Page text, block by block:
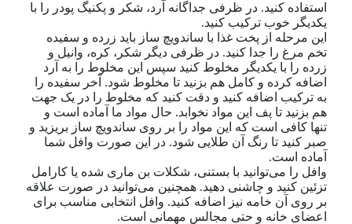
استفاده کنید. در ظرفی جداگانه آرد، شکر و پکنیگ پودر را با
یکدیگر خوب ترکیب کنید.
این مرحله از پخت غذا با ساندویچ ساز باید زرده و سفیده
تخم مرغ را جدا کنید. در ظرفی دیگر شکر، کره، وانیل و
زرده را با یکدیگر مخلوط کنید سپس این مخلوط را به آرد
اضافه کرده و کامل هم بزنید تا مخلوط شود. آخر سفیده را
به ترکیب اضافه کنید و دقت کنید که مخلوط را در یک جهت
هم بزنید تا پف این مواد نخوابد. حال مواد ما آماده است و
تنها کافی است که این مواد را بر روی ساندویچ ساز بریزید و
صبر کنید تا رنگ آن طلایی شود. در این صورت وافل شما
آماده است.
وافل را می‌توانید با بستنی، شکلات بن ماری شده یا کارامل
تزئین کنید و چاشنی دهید. همچنین می‌توانید در صورت علاقه
بر روی آن خامه نیز اضافه کنید. وافل انتخابی مناسب برای
اعضای خانه و حتی مجالس مهمانی است.